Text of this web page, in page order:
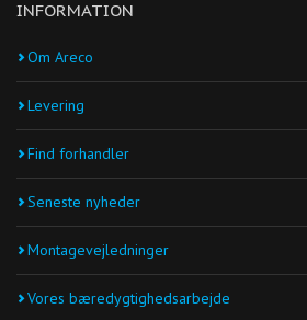
INFORMATION
Om Areco
Levering
Find forhandler
Seneste nyheder
Montagevejledninger
Vores bæredygtighedsarbejde